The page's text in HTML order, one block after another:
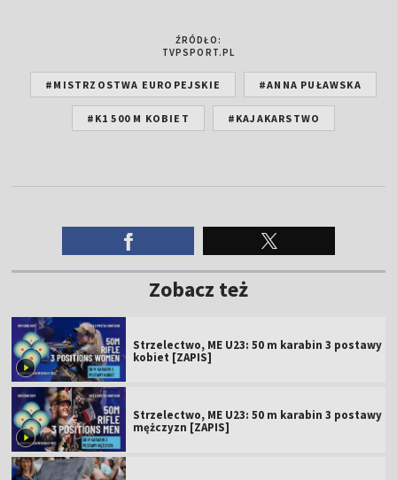
ŹRÓDŁO:
TVPSPORT.PL
#MISTRZOSTWA EUROPEJSKIE #ANNA PUŁAWSKA
#K1 500 M KOBIET #KAJAKARSTWO
Zobacz też
Strzelectwo, ME U23: 50 m karabin 3 postawy
kobiet [ZAPIS]
Strzelectwo, ME U23: 50 m karabin 3 postawy
mężczyzn [ZAPIS]